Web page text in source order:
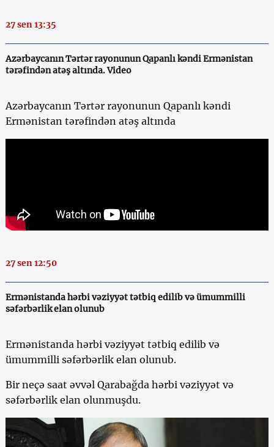
27 sen 13:35
Azərbaycanın Tərtər rayonunun Qapanlı kəndi Ermənistan
tərəfindən atəş altında. Video
Azərbaycanın Tərtər rayonunun Qapanlı kəndi
Ermənistan tərəfindən atəş altında
27 sen 12:50
Ermənistanda hərbi vəziyyət tətbiq edilib və ümummilli
səfərbərlik elan olunub
Ermənistanda hərbi vəziyyət tətbiq edilib və
ümummilli səfərbərlik elan olunub.
Bir neçə saat əvvəl Qarabağda hərbi vəziyyət və
səfərbərlik elan olunmuşdu.